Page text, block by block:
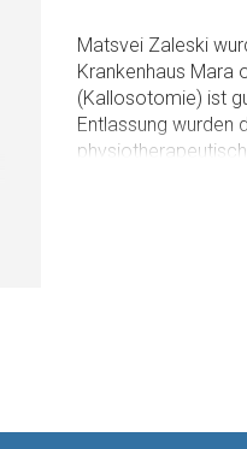
Matsvei Zaleski
Krankenhaus Mara
(Kallosotomie) ist
Entlassung wurden